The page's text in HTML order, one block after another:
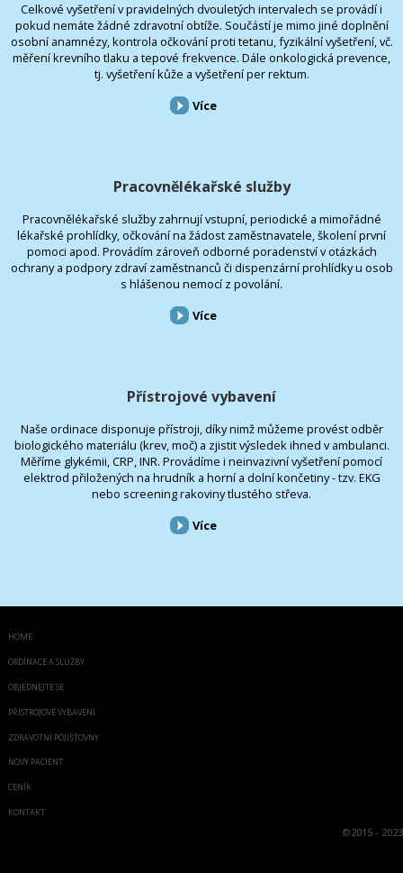
Celkové vyšetření v pravidelných dvouletých intervalech se provádí i
pokud nemáte žádné zdravotní obtíže. Součástí je mimo jiné doplnění
osobní anamnézy, kontrola očkování proti tetanu, fyzikální vyšetření, vč.
měření krevního tlaku a tepové frekvence. Dále onkologická prevence,
tj. vyšetření kůže a vyšetření per rektum.
Více
Pracovnělékařské služby
Pracovnělékařské služby zahrnují vstupní, periodické a mimořádné
lékařské prohlídky, očkování na žádost zaměstnavatele, školení první
pomoci apod. Provádím zároveň odborné poradenství v otázkách
ochrany a podpory zdraví zaměstnanců či dispenzární prohlídky u osob
s hlášenou nemocí z povolání.
Více
Přístrojové vybavení
Naše ordinace disponuje přístroji, díky nimž můžeme provést odběr
biologického materiálu (krev, moč) a zjistit výsledek ihned v ambulanci.
Měříme glykémii, CRP, INR. Provádíme i neinvazivní vyšetření pomocí
elektrod přiložených na hrudník a horní a dolní končetiny - tzv. EKG
nebo screening rakoviny tlustého střeva.
Více
HOME
ORDINACE A SLUŽBY
OBJEDNEJTE SE
PŘÍSTROJOVÉ VYBAVENÍ
ZDRAVOTNÍ POJIŠŤOVNY
NOVÝ PACIENT
CENÍK
KONTAKT
©2015 - 2023